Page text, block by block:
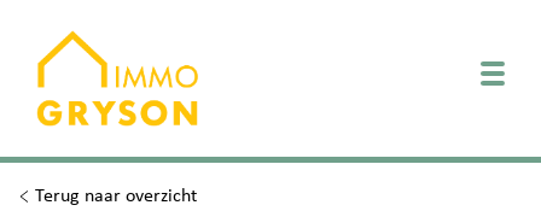
Terug naar overzicht